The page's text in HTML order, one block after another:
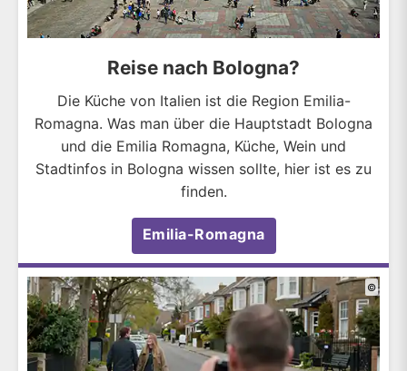
Reise nach Bologna?
Die Küche von Italien ist die Region Emilia-
Romagna. Was man über die Hauptstadt Bologna
und die Emilia Romagna, Küche, Wein und
Stadtinfos in Bologna wissen sollte, hier ist es zu
finden.
Emilia-Romagna
©